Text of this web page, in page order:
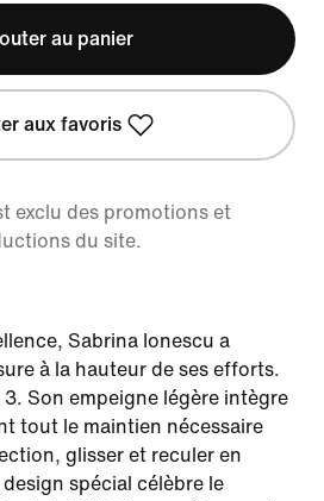
au panier
aux favoris
exclu des promotions et
du site.
Sabrina Ionescu a
à la hauteur de ses efforts.
3. Son empeigne légère intègre
tout le maintien nécessaire
glisser et reculer en
spécial célèbre le